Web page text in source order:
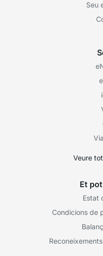
Seu
Veure
Et
Estat
Condicions de